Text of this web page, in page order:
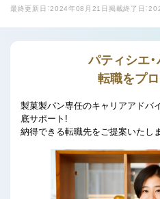
最終更新日：2024年08月21日 掲載終了日：
パティシエ
転職をプ
製菓製パン専任のキャリアアドバ
底サポート!
納得できる転職先をご提案いたしま